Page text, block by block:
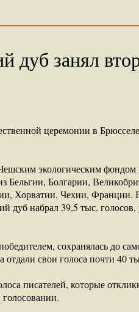
дуб занял
церемонии в
экологическим фондом
Бельгии, Болгарии,
Хорватии, Чехии, Франции.
набрал 39,5 тыс.
сохранялась до
отдали свои голоса почти 40
писателей, которые